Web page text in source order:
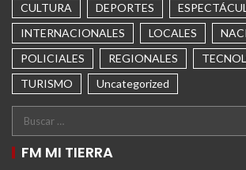
CULTURA DEPORTES
INTERNACIONALES
LOCALES
POLICIALES
REGIONALES
TURISMO
Uncategorized
FM MI TIERRA